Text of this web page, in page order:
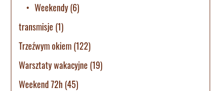
Weekendy(6)
transmisje (1)
Trzeźwym okiem(122)
Warsztaty wakacyjne (19)
Weekend 72h(45)